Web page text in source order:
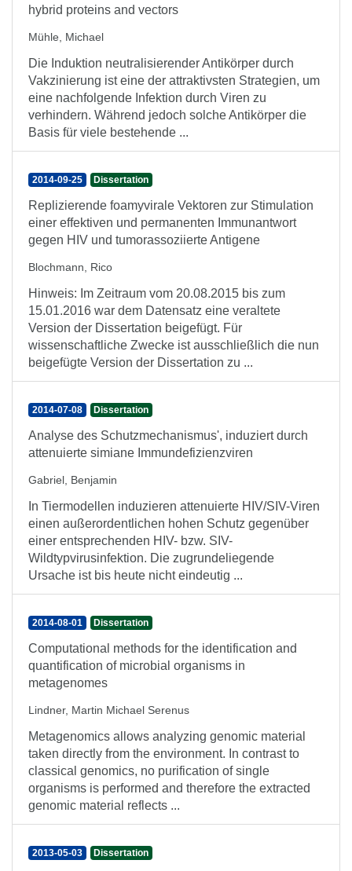
hybrid proteins and vectors
Mühle, Michael
Die Induktion neutralisierender Antikörper durch
Vakzinierung ist eine der attraktivsten Strategien, um
eine nachfolgende Infektion durch Viren zu
verhindern. Während jedoch solche Antikörper die
Basis für viele bestehende ...
2014-09-25 Dissertation
Replizierende foamyvirale Vektoren zur Stimulation
einer effektiven und permanenten Immunantwort
gegen HIV und tumorassoziierte Antigene
Blochmann, Rico
Hinweis: Im Zeitraum vom 20.08.2015 bis zum
15.01.2016 war dem Datensatz eine veraltete
Version der Dissertation beigefügt. Für
wissenschaftliche Zwecke ist ausschließlich die nun
beigefügte Version der Dissertation zu ...
2014-07-08 Dissertation
Analyse des Schutzmechanismus', induziert durch
attenuierte simiane Immundefizienzviren
Gabriel, Benjamin
In Tiermodellen induzieren attenuierte HIV/SIV-Viren
einen außerordentlichen hohen Schutz gegenüber
einer entsprechenden HIV- bzw. SIV-
Wildtypvirusinfektion. Die zugrundeliegende
Ursache ist bis heute nicht eindeutig ...
2014-08-01 Dissertation
Computational methods for the identification and
quantification of microbial organisms in
metagenomes
Lindner, Martin Michael Serenus
Metagenomics allows analyzing genomic material
taken directly from the environment. In contrast to
classical genomics, no purification of single
organisms is performed and therefore the extracted
genomic material reflects ...
2013-05-03 Dissertation